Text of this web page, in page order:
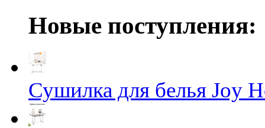
Новые поступления:
Сушилка для белья Joy